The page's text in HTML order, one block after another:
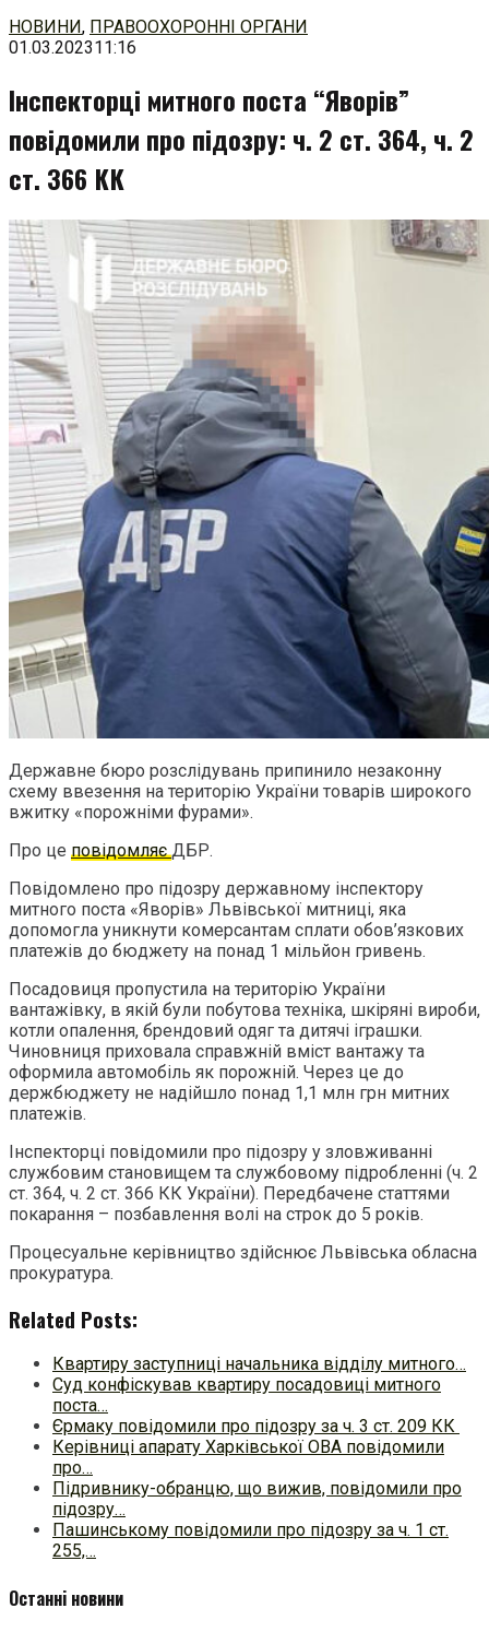
Перейти
до
НОВИНИ, ПРАВООХОРОННІ ОРГАНИ
01.03.202311:16
Інспекторці митного поста “Яворів”
повідомили про підозру: ч. 2 ст. 364, ч. 2
ст. 366 КК
Державне бюро розслідувань припинило незаконну
схему ввезення на територію України товарів широкого
вжитку «порожніми фурами».
Про це повідомляєДБР.
Повідомлено про підозру державному інспектору
митного поста «Яворів» Львівської митниці, яка
допомогла уникнути комерсантам сплати обов’язкових
платежів до бюджету на понад 1 мільйон гривень.
Посадовиця пропустила на територію України
вантажівку, в якій були побутова техніка, шкіряні вироби,
котли опалення, брендовий одяг та дитячі іграшки.
Чиновниця приховала справжній вміст вантажу та
оформила автомобіль як порожній. Через це до
держбюджету не надійшло понад 1,1 млн грн митних
платежів.
Інспекторці повідомили про підозру у зловживанні
службовим становищем та службовому підробленні (ч. 2
ст. 364, ч. 2 ст. 366 КК України). Передбачене статтями
покарання – позбавлення волі на строк до 5 років.
Процесуальне керівництво здійснює Львівська обласна
прокуратура.
Related Posts:
Квартиру заступниці начальника відділу митного…
Суд конфіскував квартиру посадовиці митного
поста…
Єрмаку повідомили про підозру за ч. 3 ст. 209 КК
Керівниці апарату Харківської ОВА повідомили
про…
Підривнику-обранцю, що вижив, повідомили про
підозру…
Пашинському повідомили про підозру за ч. 1 ст.
255,…
Останні новини